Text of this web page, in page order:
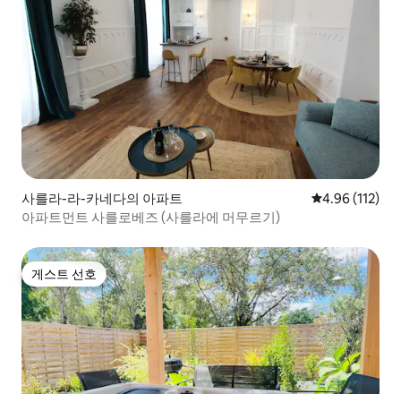
사를라-라-카네다의 아파트 평점 4.96점(5
4.96 (112)
아파트먼트 사를로베즈 (사를라에 머무르기)
게스트 선호
게스트 선호